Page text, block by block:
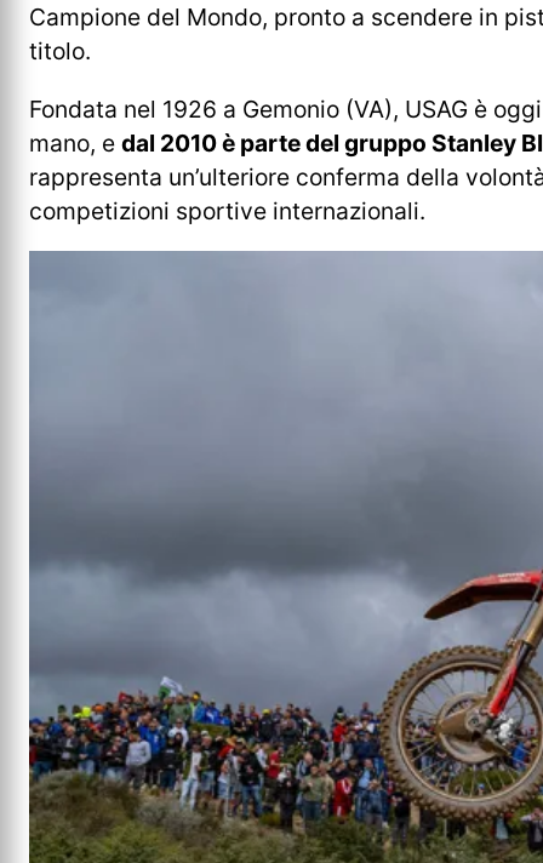
Campione del Mondo, pronto a scendere in
titolo.
Fondata nel 1926 a Gemonio (VA), USAG è
mano, e dal 2010 è parte del gruppo Stanley
rappresenta un’ulteriore conferma della
competizioni sportive internazionali.